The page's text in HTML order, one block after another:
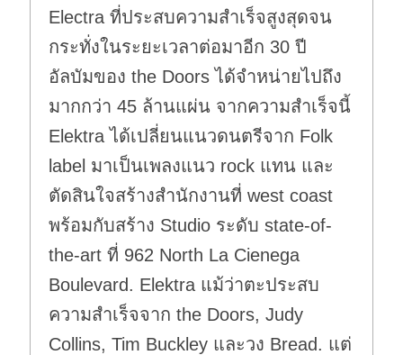
Electra ที่ประสบความสำเร็จสูงสุดจน
กระทั่งในระยะเวลาต่อมาอีก 30 ปี
อัลบัมของ the Doors ได้จำหน่ายไปถึง
มากกว่า 45 ล้านแผ่น จากความสำเร็จนี้
Elektra ได้เปลี่ยนแนวดนตรีจาก Folk
label มาเป็นเพลงแนว rock แทน และ
ตัดสินใจสร้างสำนักงานที่ west coast
พร้อมกับสร้าง Studio ระดับ state-of-
the-art ที่ 962 North La Cienega
Boulevard. Elektra แม้ว่าตะประสบ
ความสำเร็จจาก the Doors, Judy
Collins, Tim Buckley และวง Bread. แต่